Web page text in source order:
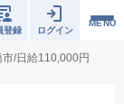
MENU
登録 ログイン
市/日給110,000円